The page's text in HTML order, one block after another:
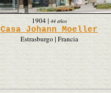
1904| 44 años
Casa Johann Moeller
Estrasburgo | Francia